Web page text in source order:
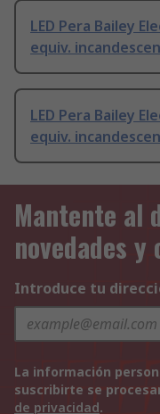
LED Pera Bailey
equiv.
LED Pera Bailey
equiv.
Mantente al
novedades
Introduce tu
La información
suscribirte se
de privacidad.